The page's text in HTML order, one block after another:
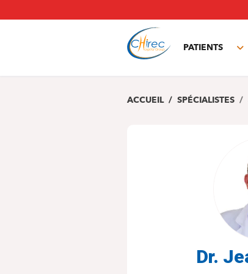
au
PATIENTS
ACCUEIL SPÉCIALISTES
Dr.